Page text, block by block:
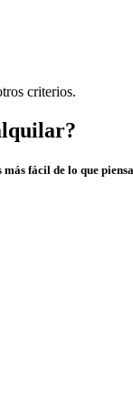
criterios.
fácil de lo que